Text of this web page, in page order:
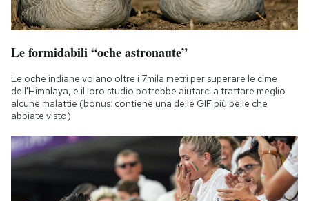
Le formidabili “oche astronaute”
Le oche indiane volano oltre i 7mila metri per superare le cime
dell'Himalaya, e il loro studio potrebbe aiutarci a trattare meglio
alcune malattie (bonus: contiene una delle GIF più belle che
abbiate visto)